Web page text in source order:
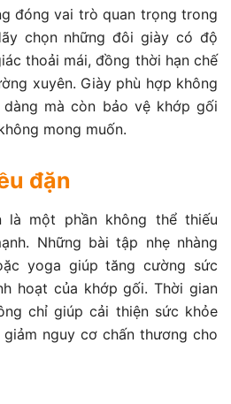
đóng vai trò quan trọng trong
chọn những đôi giày có độ
thoải mái, đồng thời hạn chế
xuyên. Giày phù hợp không
mà còn bảo vệ khớp gối
mong muốn.
đặn
là một phần không thể thiếu
Những bài tập nhẹ nhàng
yoga giúp tăng cường sức
hoạt của khớp gối. Thời gian
chỉ giúp cải thiện sức khỏe
nguy cơ chấn thương cho